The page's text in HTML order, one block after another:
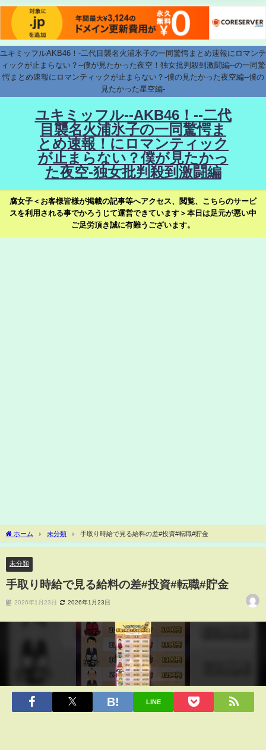
ユキミッフルAKB46！-二代目襲名火浦氷子の一同驚愕まとめ速報にロマンテ
ィックが止まらない？--僕が見たかった夜空！独女批判殺到激闘編--の一同驚
愕まとめ速報にロマンティックが止まらない？-僕の見たかった夜空編--僕の
見たかった星空編-
ユキミッフル--AKB46！--二代
目襲名火浦氷子の一同驚愕ま
とめ速報！にロマンティック
が止まらない？僕が見たかっ
た夜空-独女批判殺到激闘編
腐女子＜お客様皆様が掲載の記事等へアクセス、閲覧、こちらのサービ
スを利用される事でかろうじて運営できています＞本日は足元が悪い中
ご足労頂き誠に有難うございます。
ホーム 未分類 手取り時給で見る給料の差#投資#転職#貯金
未分類
手取り時給で見る給料の差#投資#転職#貯金
2026年1月23日 2026年1月23日
LINE